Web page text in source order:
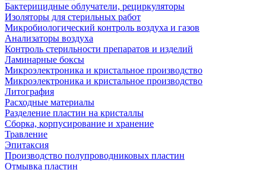
Бактерицидные облучатели, рециркуляторы
Изоляторы для стерильных работ
Микробиологический контроль воздуха и газов
Анализаторы воздуха
Контроль стерильности препаратов и изделий
Ламинарные боксы
Микроэлектроника и кристальное производство
Микроэлектроника и кристальное производство
Литография
Расходные материалы
Разделение пластин на кристаллы
Сборка, корпусирование и хранение
Травление
Эпитаксия
Производство полупроводниковых пластин
Отмывка пластин